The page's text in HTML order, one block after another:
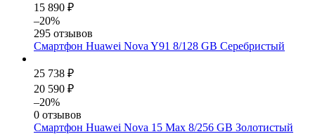
15 890 ₽
–20%
295 отзывов
Смартфон Huawei Nova Y91 8/128 GB Серебристый
25 738 ₽
20 590 ₽
–20%
0 отзывов
Смартфон Huawei Nova 15 Max 8/256 GB Золотистый